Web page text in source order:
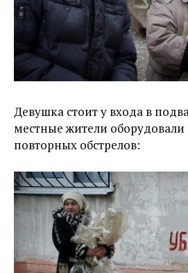
Девушка стоит у входа в
местные жители оборудовали
повторных обстрелов: